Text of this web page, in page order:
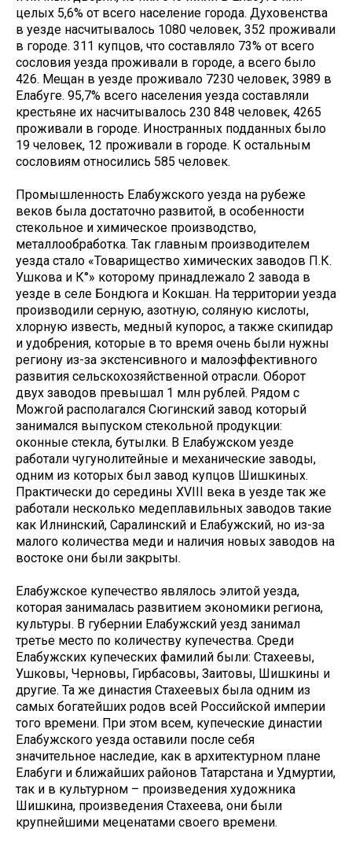
целых 5,6% от всего население города. Духовенства
в уезде насчитывалось 1080 человек, 352 проживали
в городе. 311 купцов, что составляло 73% от всего
сословия уезда проживали в городе, а всего было
426. Мещан в уезде проживало 7230 человек, 3989 в
Елабуге. 95,7% всего населения уезда составляли
крестьяне их насчитывалось 230 848 человек, 4265
проживали в городе. Иностранных подданных было
19 человек, 12 проживали в городе. К остальным
сословиям относились 585 человек.
Промышленность Елабужского уезда на рубеже
веков была достаточно развитой, в особенности
стекольное и химическое производство,
металлообработка. Так главным производителем
уезда стало «Товарищество химических заводов П.К.
Ушкова и К°» которому принадлежало 2 завода в
уезде в селе Бондюга и Кокшан. На территории уезда
производили серную, азотную, соляную кислоты,
хлорную известь, медный купорос, а также скипидар
и удобрения, которые в то время очень были нужны
региону из-за экстенсивного и малоэффективного
развития сельскохозяйственной отрасли. Оборот
двух заводов превышал 1 млн рублей. Рядом с
Можгой располагался Сюгинский завод который
занимался выпуском стекольной продукции:
оконные стекла, бутылки. В Елабужском уезде
работали чугунолитейные и механические заводы,
одним из которых был завод купцов Шишкиных.
Практически до середины XVIII века в уезде так же
работали несколько медеплавильных заводов такие
как Илнинский, Саралинский и Елабужский, но из-за
малого количества меди и наличия новых заводов на
востоке они были закрыты.
Елабужское купечество являлось элитой уезда,
которая занималась развитием экономики региона,
культуры. В губернии Елабужский уезд занимал
третье место по количеству купечества. Среди
Елабужских купеческих фамилий были: Стахеевы,
Ушковы, Черновы, Гирбасовы, Заитовы, Шишкины и
другие. Та же династия Стахеевых была одним из
самых богатейших родов всей Российской империи
того времени. При этом всем, купеческие династии
Елабужского уезда оставили после себя
значительное наследие, как в архитектурном плане
Елабуги и ближайших районов Татарстана и Удмуртии,
так и в культурном – произведения художника
Шишкина, произведения Стахеева, они были
крупнейшими меценатами своего времени.